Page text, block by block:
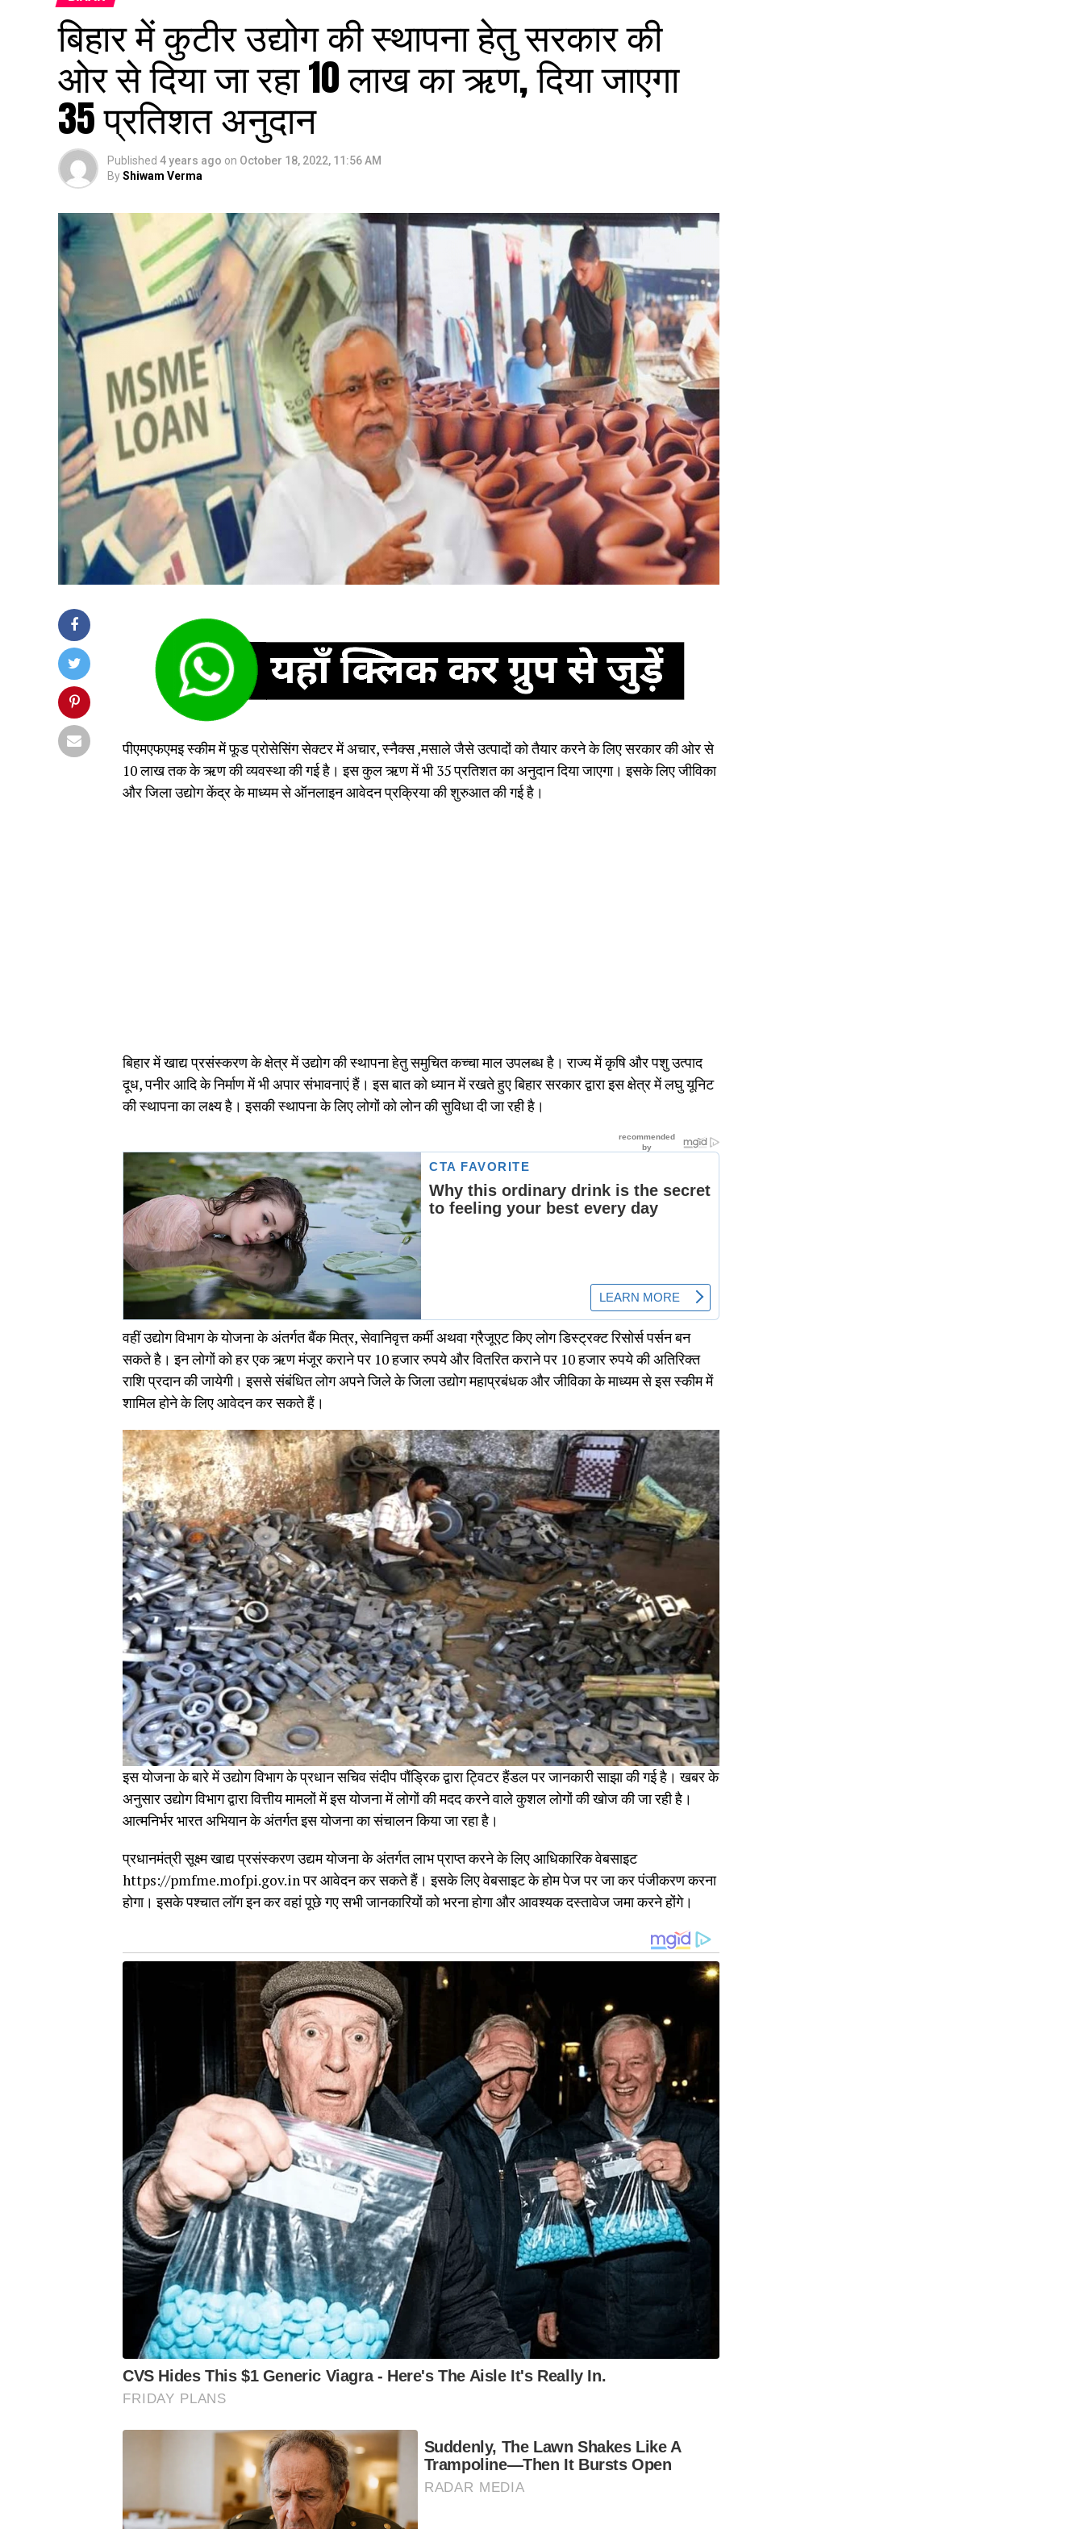
बिहार में कुटीर उद्योग की स्थापना हेतु सरकार की
ओर से दिया जा रहा 10 लाख का ऋण, दिया जाएगा
35 प्रतिशत अनुदान
Published 4 years ago on October 18, 2022, 11:56 AM
ByShiwam Verma
पीएमएफएमइ स्कीम में फूड प्रोसेसिंग सेक्टर में अचार, स्नैक्स ,मसाले जैसे उत्पादों को तैयार करने के लिए सरकार की ओर से
10 लाख तक के ऋण की व्यवस्था की गई है। इस कुल ऋण में भी 35 प्रतिशत का अनुदान दिया जाएगा। इसके लिए जीविका
और जिला उद्योग केंद्र के माध्यम से ऑनलाइन आवेदन प्रक्रिया की शुरुआत की गई है।
बिहार में खाद्य प्रसंस्करण के क्षेत्र में उद्योग की स्थापना हेतु समुचित कच्चा माल उपलब्ध है। राज्य में कृषि और पशु उत्पाद
दूध, पनीर आदि के निर्माण में भी अपार संभावनाएं हैं। इस बात को ध्यान में रखते हुए बिहार सरकार द्वारा इस क्षेत्र में लघु यूनिट
की स्थापना का लक्ष्य है। इसकी स्थापना के लिए लोगों को लोन की सुविधा दी जा रही है।
वहीं उद्योग विभाग के योजना के अंतर्गत बैंक मित्र, सेवानिवृत्त कर्मी अथवा ग्रैजूएट किए लोग डिस्ट्रक्ट रिसोर्स पर्सन बन
सकते है। इन लोगों को हर एक ऋण मंजूर कराने पर 10 हजार रुपये और वितरित कराने पर 10 हजार रुपये की अतिरिक्त
राशि प्रदान की जायेगी। इससे संबंधित लोग अपने जिले के जिला उद्याेग महाप्रबंधक और जीविका के माध्यम से इस स्कीम में
शामिल होने के लिए आवेदन कर सकते हैं।
इस योजना के बारे में उद्योग विभाग के प्रधान सचिव संदीप पौंड्रिक द्वारा ट्विटर हैंडल पर जानकारी साझा की गई है। खबर के
अनुसार उद्योग विभाग द्वारा वित्तीय मामलों में इस योजना में लोगों की मदद करने वाले कुशल लोगों की खोज की जा रही है।
आत्मनिर्भर भारत अभियान के अंतर्गत इस योजना का संचालन किया जा रहा है।
प्रधानमंत्री सूक्ष्म खाद्य प्रसंस्करण उद्यम योजना के अंतर्गत लाभ प्राप्त करने के लिए आधिकारिक वेबसाइट
https://pmfme.mofpi.gov.in पर आवेदन कर सकते हैं। इसके लिए वेबसाइट के होम पेज पर जा कर पंजीकरण करना
होगा। इसके पश्चात लॉग इन कर वहां पूछे गए सभी जानकारियों को भरना होगा और आवश्यक दस्तावेज जमा करने होंगे।